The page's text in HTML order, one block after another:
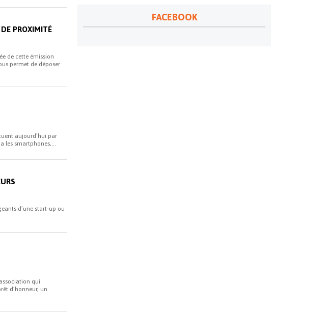
PROXIMITÉ
de cette émission
permet de déposer
aujourd’hui par
les smartphones,...
d’une start-up ou
qui
d’honneur, un
FACEBOOK